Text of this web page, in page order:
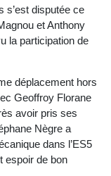
s’est disputée ce
et Anthony
la participation de
déplacement hors
Geoffroy Florane
avoir pris ses
Nègre a
dans l’ES5
espoir de bon